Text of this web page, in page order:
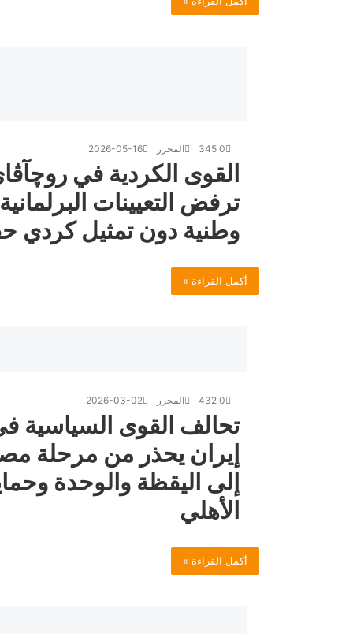
المحرر 2026-05-16 0
345
القوى الكردية في
ترفض التعيينات
وطنية دون تمثيل كردي
أكمل القراءة »
المحرر 2026-03-02 0
432
تحالف القوى السياسية
إيران يحذر من مرحلة
إلى اليقظة والوحدة
الأهلي
أكمل القراءة »